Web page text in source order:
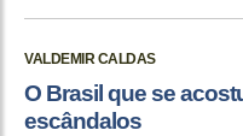
VALDEMIR CALDAS
O Brasil que se
escândalos